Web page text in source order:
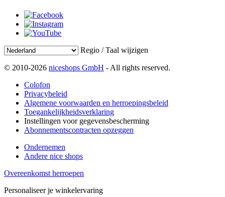
Regio / Taal wijzigen
© 2010-2026 niceshops GmbH - All rights reserved.
Colofon
Privacybeleid
Algemene voorwaarden en herroepingsbeleid
Toegankelijkheidsverklaring
Instellingen voor gegevensbescherming
Abonnementscontracten opzeggen
Ondernemen
Andere nice shops
Overeenkomst herroepen
Personaliseer je winkelervaring